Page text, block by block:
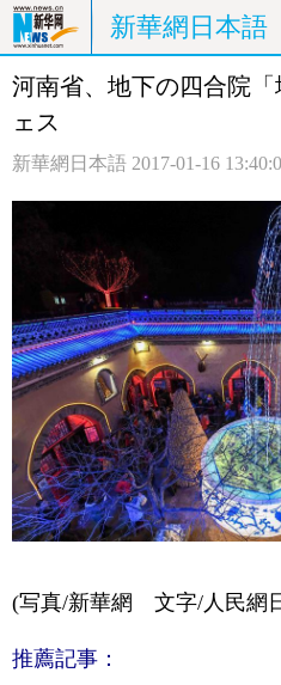
新華網日本語
ホームページ 政
評
中日対訳
河南省、地下の四合院
ェス
新華網日本語 2017-01-16
(写真/新華網 文字/人民網
推薦記事：